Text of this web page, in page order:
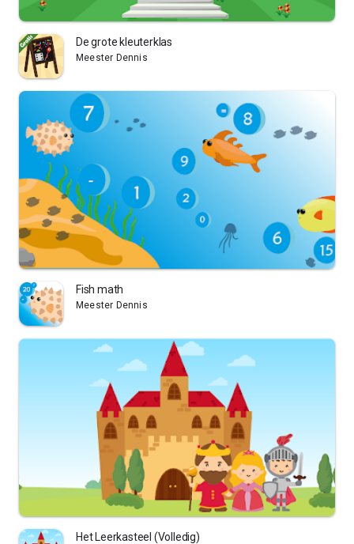
De grote kleuterklas
Meester Dennis
Fish math
Meester Dennis
Het Leerkasteel (Volledig)